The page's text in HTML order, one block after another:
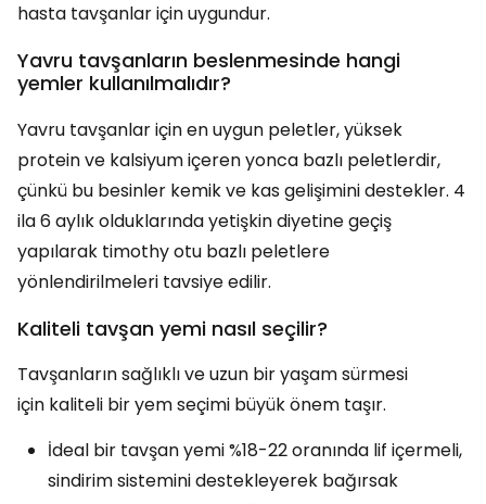
hasta tavşanlar için uygundur.
Yavru tavşanların beslenmesinde hangi
yemler kullanılmalıdır?
Yavru tavşanlar için en uygun peletler, yüksek
protein ve kalsiyum içeren yonca bazlı peletlerdir,
çünkü bu besinler kemik ve kas gelişimini destekler. 4
ila 6 aylık olduklarında yetişkin diyetine geçiş
yapılarak timothy otu bazlı peletlere
yönlendirilmeleri tavsiye edilir.
Kaliteli tavşan yemi nasıl seçilir?
Tavşanların sağlıklı ve uzun bir yaşam sürmesi
için kaliteli bir yem seçimi büyük önem taşır.
İdeal bir tavşan yemi %18-22 oranında lif içermeli,
sindirim sistemini destekleyerek bağırsak